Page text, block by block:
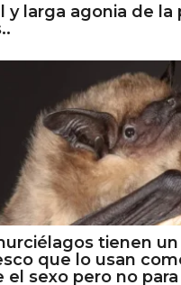
y larga agonia de la
tienen
que lo usan
el sexo pero no para